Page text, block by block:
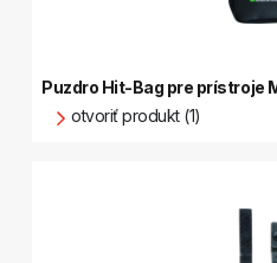
Puzdro Hit-Bag pre prístroje
otvoriť produkt (1)